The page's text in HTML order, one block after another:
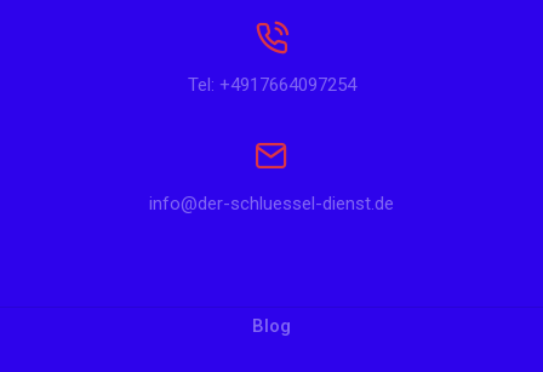
Tel: +4917664097254
info@der-schluessel-dienst.de
Blog